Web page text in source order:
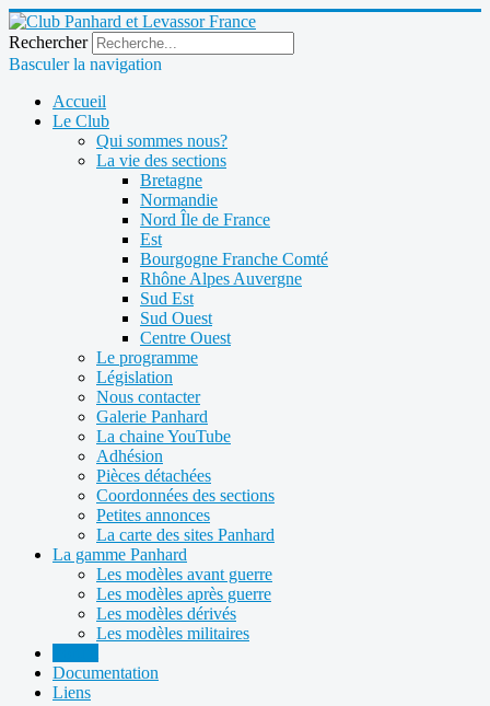
Rechercher
Basculer la navigation
Accueil
Le Club
Qui sommes nous?
La vie des sections
Bretagne
Normandie
Nord Île de France
Est
Bourgogne Franche Comté
Rhône Alpes Auvergne
Sud Est
Sud Ouest
Centre Ouest
Le programme
Législation
Nous contacter
Galerie Panhard
La chaine YouTube
Adhésion
Pièces détachées
Coordonnées des sections
Petites annonces
La carte des sites Panhard
La gamme Panhard
Les modèles avant guerre
Les modèles après guerre
Les modèles dérivés
Les modèles militaires
Documentation
Liens